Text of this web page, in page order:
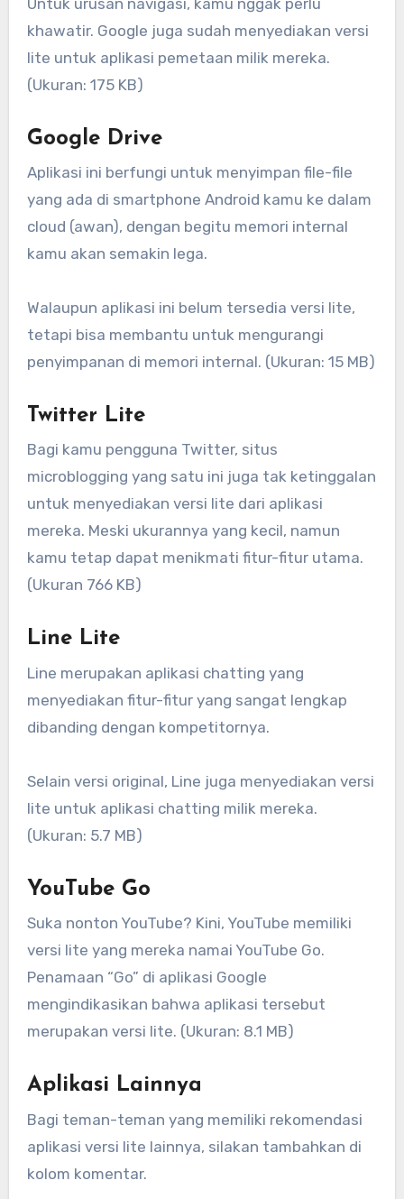
khawatir. Google juga sudah menyediakan versi
lite untuk aplikasi pemetaan milik mereka.
(Ukuran: 175 KB)
Google Drive
Aplikasi ini berfungi untuk menyimpan file-file
yang ada di smartphone Android kamu ke dalam
cloud (awan), dengan begitu memori internal
kamu akan semakin lega.
Walaupun aplikasi ini belum tersedia versi lite,
tetapi bisa membantu untuk mengurangi
penyimpanan di memori internal. (Ukuran: 15 MB)
Twitter Lite
Bagi kamu pengguna Twitter, situs
microblogging yang satu ini juga tak ketinggalan
untuk menyediakan versi lite dari aplikasi
mereka. Meski ukurannya yang kecil, namun
kamu tetap dapat menikmati fitur-fitur utama.
(Ukuran 766 KB)
Line Lite
Line merupakan aplikasi chatting yang
menyediakan fitur-fitur yang sangat lengkap
dibanding dengan kompetitornya.
Selain versi original, Line juga menyediakan versi
lite untuk aplikasi chatting milik mereka.
(Ukuran: 5.7 MB)
YouTube Go
Suka nonton YouTube? Kini, YouTube memiliki
versi lite yang mereka namai YouTube Go.
Penamaan “Go” di aplikasi Google
mengindikasikan bahwa aplikasi tersebut
merupakan versi lite. (Ukuran: 8.1 MB)
Aplikasi Lainnya
Bagi teman-teman yang memiliki rekomendasi
aplikasi versi lite lainnya, silakan tambahkan di
kolom komentar.